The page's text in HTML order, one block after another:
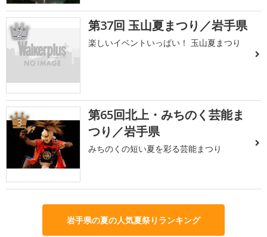
2 第37回 玉山夏まつり／岩手県
楽しいイベントいっぱい！ 玉山夏まつり
3
第65回北上・みちのく芸能ま
つり／岩手県
みちのくの短い夏を彩る芸能まつり
岩手県の夏の人気夏祭りランキング